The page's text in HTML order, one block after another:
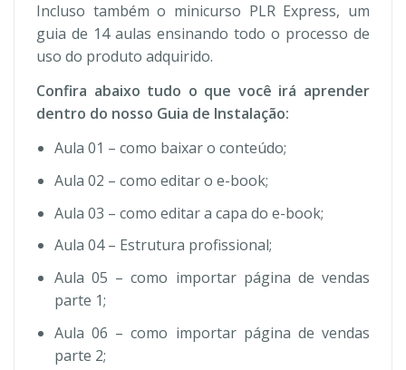
Incluso também o minicurso PLR Express, um
guia de 14 aulas ensinando todo o processo de
uso do produto adquirido.
Confira abaixo tudo o que você irá aprender
dentro do nosso Guia de Instalação:
Aula 01 – como baixar o conteúdo;
Aula 02 – como editar o e-book;
Aula 03 – como editar a capa do e-book;
Aula 04 – Estrutura profissional;
Aula 05 – como importar página de vendas
parte 1;
Aula 06 – como importar página de vendas
parte 2;